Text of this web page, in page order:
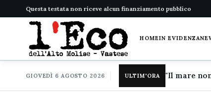
Questa testata non riceve alcun finanziamento pubblico
HOMEIN EVIDENZA
GIOVEDÌ 6 AGOSTO 2026 ULTIM'ORA